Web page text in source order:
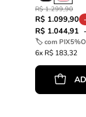
R$ 1.299,90
R$ 1.099,90
R$ 1.044,91
🏷 com
6x R$ 183,32